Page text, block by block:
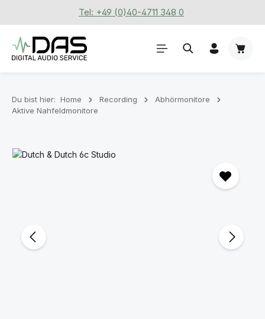
Zum Hauptinhalt springenTel: +49 (0)40-4711 348 0
Du bist hier: Home Recording
Abhörmonitore
Aktive Nahfeldmonitore
Bildergalerie überspringen